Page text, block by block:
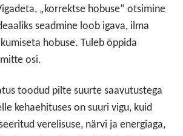
„korrektse hobuse“ otsimine
seadmine loob igava, ilma
hobuse. Tuleb õppida
osi.
toodud pilte suurte saavutustega
kehaehituses on suuri vigu, kuid
verelisuse, närvi ja energiaga,